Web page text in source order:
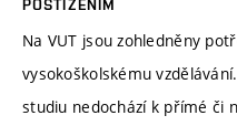
POSTIŽENÍM
Na VUT jsou zohledněny
vysokoškolskému
studiu nedochází k přímé či